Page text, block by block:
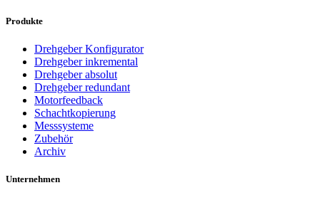
Produkte
Drehgeber Konfigurator
Drehgeber inkremental
Drehgeber absolut
Drehgeber redundant
Motorfeedback
Schachtkopierung
Messsysteme
Zubehör
Archiv
Unternehmen